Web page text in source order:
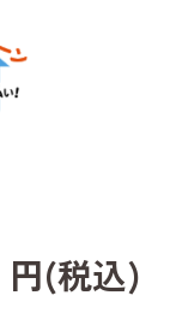
円(税込)